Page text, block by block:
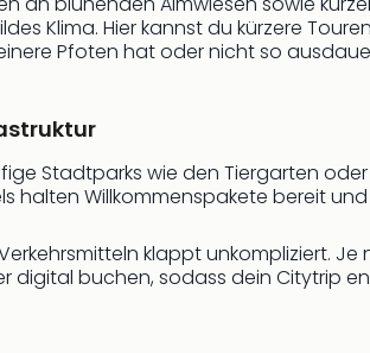
Klima. Hier kannst du kürzere
Pfoten hat oder nicht so
Stadtparks wie den Tiergarten
halten Willkommenspakete bereit
klappt unkompliziert.
digital buchen, sodass dein Citytrip